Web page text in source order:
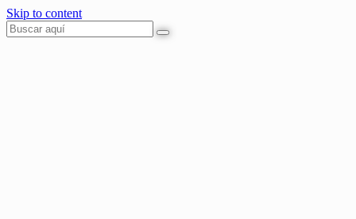
Skip to content